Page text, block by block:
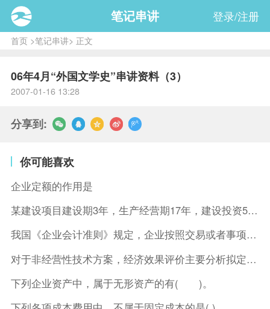
笔记串讲 登录/注册
首页>笔记串讲> 正文
06年4月“外国文学史”串讲资料（3）
2007-01-16 13:28
分享到:
你可能喜欢
企业定额的作用是
某建设项目建设期3年，生产经营期17年，建设投资5500万元
我国《企业会计准则》规定，企业按照交易或者事项的经济特征确定
对于非经营性技术方案，经济效果评价主要分析拟定方案的( )。
下列企业资产中，属于无形资产的有( )。